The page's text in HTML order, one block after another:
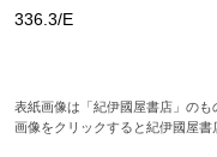
336.3/E
表紙画像は「紀伊國屋書店」のも
画像をクリックすると紀伊國屋書